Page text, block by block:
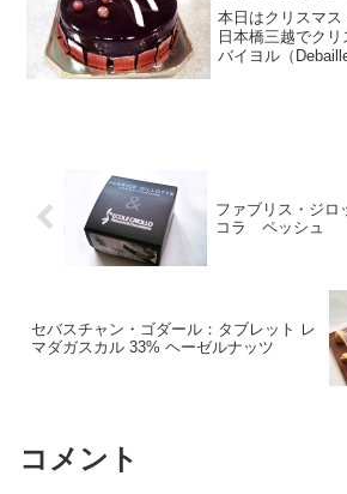
本日はクリスマ
日本橋三越でク
バイヨル（
ファブリス・ジロ
コラ ペッシュ
セバスチャン・ゴダール：タブレット レ
マダガスカル 33% ヘーゼルナッツ
コメント